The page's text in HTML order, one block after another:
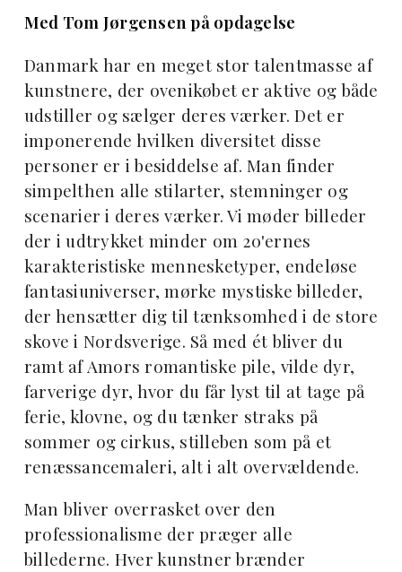
Med Tom Jørgensen på opdagelse
Danmark har en meget stor talentmasse af
kunstnere, der ovenikøbet er aktive og både
udstiller og sælger deres værker. Det er
imponerende hvilken diversitet disse
personer er i besiddelse af. Man finder
simpelthen alle stilarter, stemninger og
scenarier i deres værker. Vi møder billeder
der i udtrykket minder om 20'ernes
karakteristiske mennesketyper, endeløse
fantasiuniverser, mørke mystiske billeder,
der hensætter dig til tænksomhed i de store
skove i Nordsverige. Så med ét bliver du
ramt af Amors romantiske pile, vilde dyr,
farverige dyr, hvor du får lyst til at tage på
ferie, klovne, og du tænker straks på
sommer og cirkus, stilleben som på et
renæssancemaleri, alt i alt overvældende.
Man bliver overrasket over den
professionalisme der præger alle
billederne. Hver kunstner brænder